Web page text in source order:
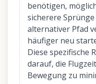
benötigen,
sicherere
alternativer Pfad
häufiger neu
Diese spezifische
darauf, die
Bewegung zu